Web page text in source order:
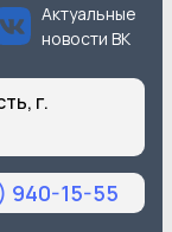
Актуальные
новости ВК
г.
940-15-55